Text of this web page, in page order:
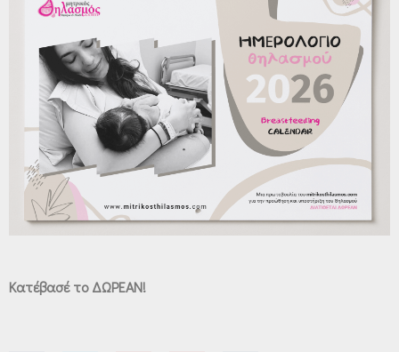
Κατέβασέ το ΔΩΡΕΑΝ!